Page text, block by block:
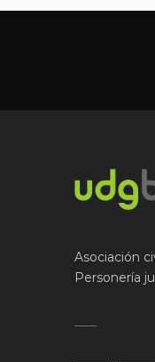
Asociación
Personería